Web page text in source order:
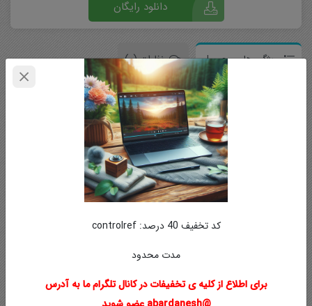
دانلود رایگان
ویژگی های محصول نظرات (0)
منابع آموزشی فیلم آموزشی
مقطع تحصیلی دروس کارشناسی
محصولات مشابه
ویژه
کد تخفیف 40 درصد: controlref
مدت محدود
برای اطلاع از کلیه ی تخفیفات در کانال تلگرام ما به آدرس